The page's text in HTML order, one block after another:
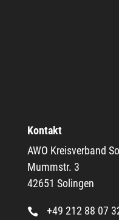
Kontakt
AWO Kreisverband
Mummstr. 3
42651 Solingen
+49 212 88 07